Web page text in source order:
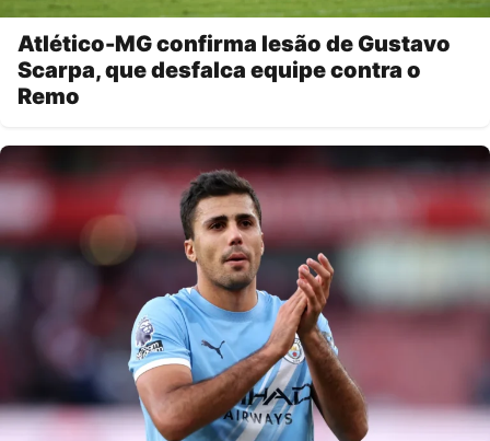
Atlético-MG confirma lesão de Gustavo
Scarpa, que desfalca equipe contra o
Remo